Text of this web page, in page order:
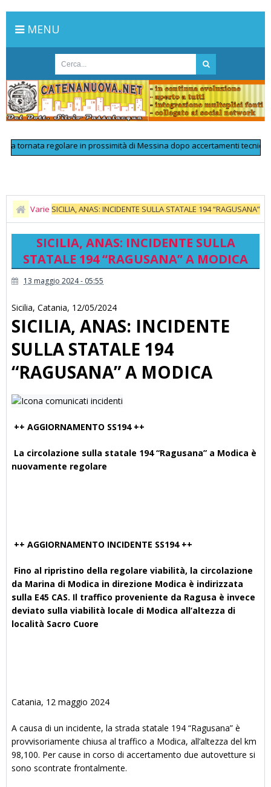
MENU
regolare in prossimità di Messina dopo accertamenti tecnici alla
Varie SICILIA, ANAS: INCIDENTE SULLA STATALE 194 “RAGUSANA”
A MODICA
SICILIA, ANAS: INCIDENTE SULLA
STATALE 194 “RAGUSANA” A MODICA
13 maggio 2024 - 05:55
Sicilia, Catania, 12/05/2024
SICILIA, ANAS: INCIDENTE
SULLA STATALE 194
“RAGUSANA” A MODICA
++ AGGIORNAMENTO SS194 ++
La circolazione sulla statale 194 “Ragusana” a Modica è
nuovamente regolare
++ AGGIORNAMENTO INCIDENTE SS194 ++
Fino al ripristino della regolare viabilità, la circolazione
da Marina di Modica in direzione Modica è indirizzata
sulla E45 CAS. Il traffico proveniente da Ragusa è invece
deviato sulla viabilità locale di Modica all’altezza di
località Sacro Cuore
Catania, 12 maggio 2024
A causa di un incidente, la strada statale 194 “Ragusana” è
provvisoriamente chiusa al traffico a Modica, all’altezza del km
98,100. Per cause in corso di accertamento due autovetture si
sono scontrate frontalmente.